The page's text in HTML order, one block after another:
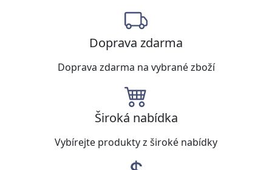
Doprava zdarma
Doprava zdarma na vybrané zboží
Široká nabídka
Vybírejte produkty z široké nabídky